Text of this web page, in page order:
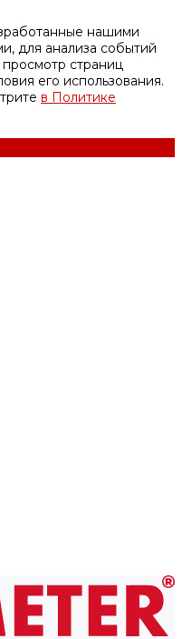
нашими
для анализа событий
страниц
его использования.
в Политике